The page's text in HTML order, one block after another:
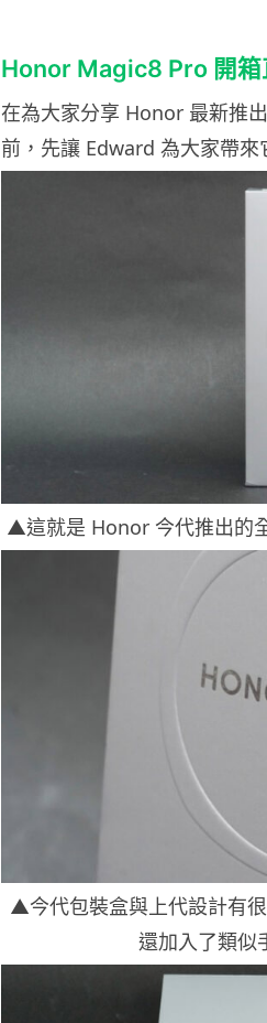
Honor Magic8 Pro 開箱
在為大家分享 Honor 最新推
前，先讓 Edward 為大家帶來
▲這就是 Honor 今代推出的
▲今代包裝盒與上代設計有
還加入了類似